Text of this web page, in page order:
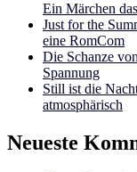
Ein Märchen
Just for the
eine RomCom
Die Schanze
Spannung
Still ist die
atmosphärisch
Neueste